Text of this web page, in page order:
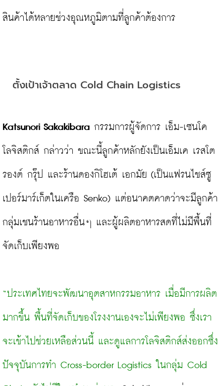
สินค้าได้หลายช่วงอุณหภูมิตามที่ลูกค้าต้องการ
ตั้งเป้าเจ้าตลาด Cold Chain Logistics
Katsunori Sakakibara กรรมการผู้จัดการ เอ็ม-เซนโค
โลจิสติกส์ กล่าวว่า ขณะนี้ลูกค้าหลักยังเป็นเอ็มเค เรสโต
รองต์ กรุ๊ป และร้านดองกิโฮเต้ เอกมัย (เป็นแฟรนไชส์ซู
เปอร์มาร์เก็ตในเครือ Senko) แต่อนาคตคาดว่าจะมีลูกค้า
กลุ่มเชนร้านอาหารอื่นๆ และผู้ผลิตอาหารสดที่ไม่มีพื้นที่
จัดเก็บเพียงพอ
“ประเทศไทยจะพัฒนาอุตสาหกรรมอาหาร เมื่อมีการผลิต
มากขึ้น พื้นที่จัดเก็บของโรงงานเองจะไม่เพียงพอ ซึ่งเรา
จะเข้าไปช่วยเหลือส่วนนี้ และดูแลการโลจิสติกส์ส่งออกซึ่ง
ปัจจุบันการทำ Cross-border Logistics ในกลุ่ม Cold